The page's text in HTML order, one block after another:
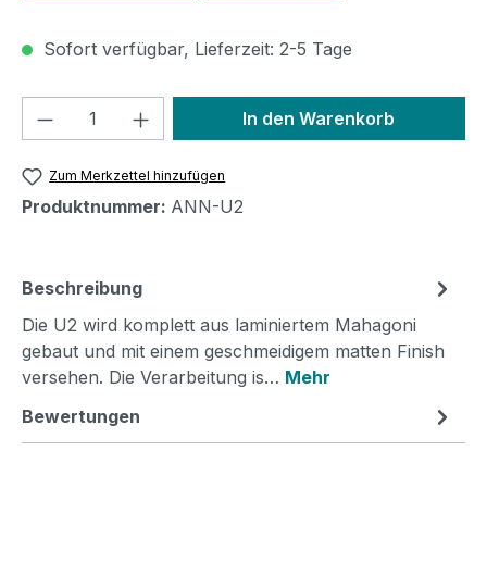
Sofort verfügbar, Lieferzeit: 2-5 Tage
Produkt Anzahl: Gib denIn den Warenkorb
Zum Merkzettel hinzufügen
Produktnummer: ANN-U2
Beschreibung
Die U2 wird komplett aus laminiertem Mahagoni
gebaut und mit einem geschmeidigem matten Finish
versehen. Die Verarbeitung is… Mehr
Bewertungen